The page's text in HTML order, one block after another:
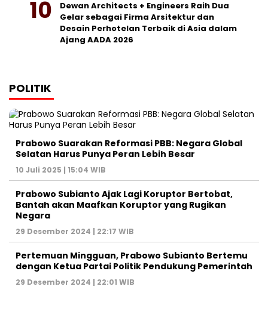
Dewan Architects + Engineers Raih Dua
Gelar sebagai Firma Arsitektur dan
Desain Perhotelan Terbaik di Asia dalam
Ajang AADA 2026
POLITIK
Prabowo Suarakan Reformasi PBB: Negara Global
Selatan Harus Punya Peran Lebih Besar
10 Juli 2025 | 15:04 WIB
Prabowo Subianto Ajak Lagi Koruptor Bertobat,
Bantah akan Maafkan Koruptor yang Rugikan
Negara
29 Desember 2024 | 22:17 WIB
Pertemuan Mingguan, Prabowo Subianto Bertemu
dengan Ketua Partai Politik Pendukung Pemerintah
29 Desember 2024 | 22:01 WIB